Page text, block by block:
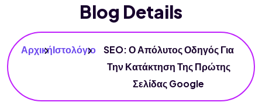
Blog Details
ΑρχικήΙστολόγιο
SEO: Ο Απόλυτος Οδηγός Για
Την Κατάκτηση Της Πρώτης
Σελίδας Google